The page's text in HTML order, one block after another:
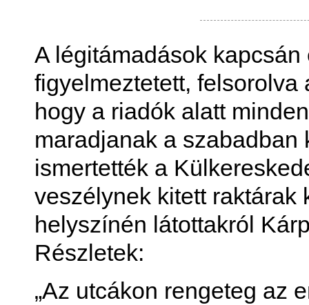
A légitámadások
figyelmeztetett,
hogy a riadók alatt
maradjanak a
ismertették a
veszélynek kitett raktárak
helyszínén látottakról
Részletek:
„Az utcákon rengeteg az